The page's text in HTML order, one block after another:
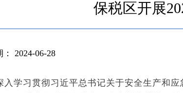
保税区开展
2024-06-28
入学习贯彻习近平总书记关于安全生产和